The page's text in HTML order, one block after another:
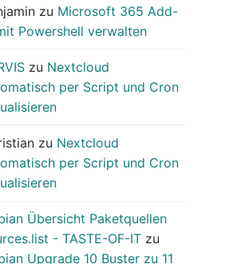
zu Microsoft 365 Add-
Powershell verwalten
zu Nextcloud
per Script und Cron
zu Nextcloud
per Script und Cron
Übersicht Paketquellen
- TASTE-OF-IT zu
Upgrade 10 Buster zu 11